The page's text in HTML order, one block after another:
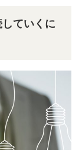
ていくに